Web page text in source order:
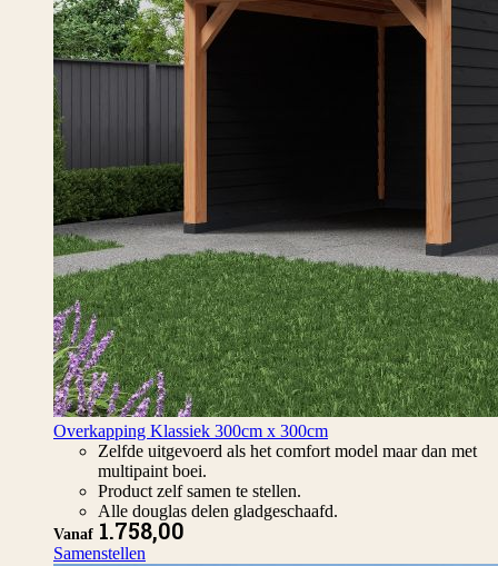
Overkapping Klassiek 300cm x 300cm
Zelfde uitgevoerd als het comfort model maar dan met
multipaint boei.
Product zelf samen te stellen.
Alle douglas delen gladgeschaafd.
Vanaf 1.758,00
Samenstellen